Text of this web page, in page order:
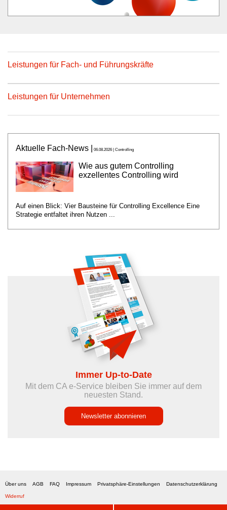
Leistungen für Fach- und Führungskräfte
Leistungen für Unternehmen
Aktuelle Fach-News | 06.08.2026 | Controlling
Wie aus gutem Controlling
exzellentes Controlling wird
Auf einen Blick: Vier Bausteine für Controlling Excellence Eine
Strategie entfaltet ihren Nutzen ...
Immer Up-to-Date
Mit dem CA e-Service bleiben Sie immer auf dem
neuesten Stand.
Newsletter abonnieren
Über uns AGB FAQ Impressum Privatsphäre-Einstellungen Datenschutzerklärung
Widerruf